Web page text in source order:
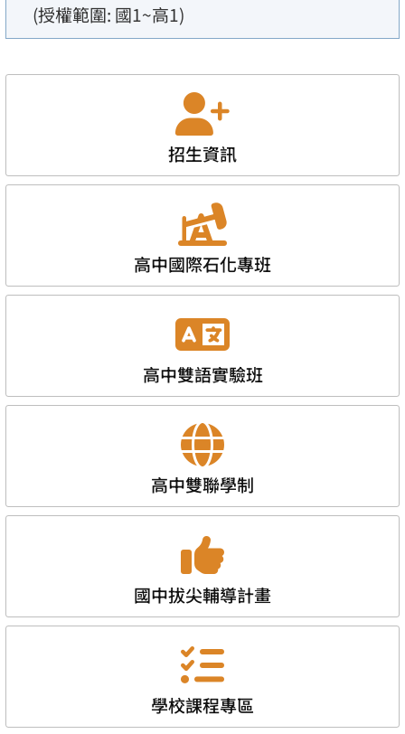
(授權範圍: 國1~高1)
招生資訊
高中國際石化專班
高中雙語實驗班
高中雙聯學制
國中拔尖輔導計畫
學校課程專區